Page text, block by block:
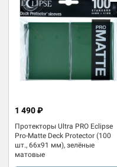
Протекторы Ultra PRO Eclipse
Pro-Matte Deck Protector (100
шт., 66x91 мм), зелёные
матовые
1 490 ₽